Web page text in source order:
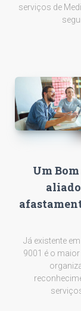
serviços de
Um
Já existente
9001 é o